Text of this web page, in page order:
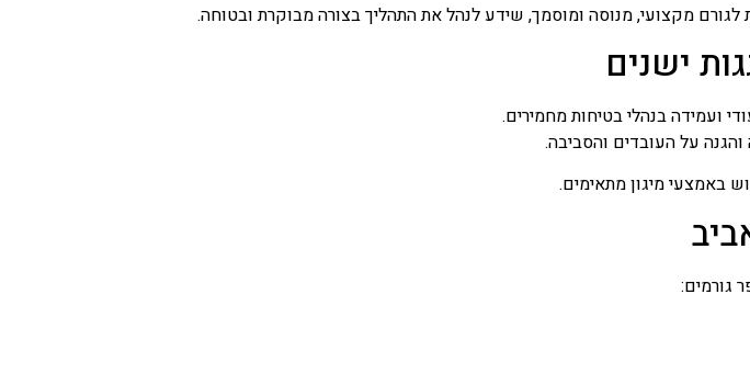
מקצועי, מנוסה ומוסמך, שידע לנהל את התהליך בצורה מבוקרת ובטוחה.
ישנים
ועמידה בנהלי בטיחות מחמירים.
על העובדים והסביבה.
באמצעי מיגון מתאימים.
גורמים: